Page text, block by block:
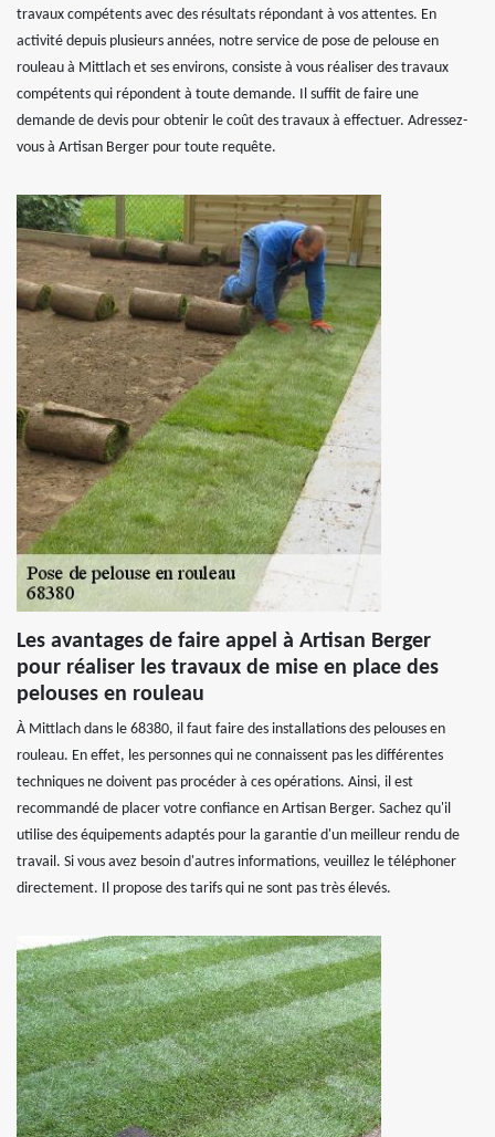
travaux compétents avec des résultats répondant à vos attentes. En
activité depuis plusieurs années, notre service de pose de pelouse en
rouleau à Mittlach et ses environs, consiste à vous réaliser des travaux
compétents qui répondent à toute demande. Il suffit de faire une
demande de devis pour obtenir le coût des travaux à effectuer. Adressez-
vous à Artisan Berger pour toute requête.
Les avantages de faire appel à Artisan Berger
pour réaliser les travaux de mise en place des
pelouses en rouleau
À Mittlach dans le 68380, il faut faire des installations des pelouses en
rouleau. En effet, les personnes qui ne connaissent pas les différentes
techniques ne doivent pas procéder à ces opérations. Ainsi, il est
recommandé de placer votre confiance en Artisan Berger. Sachez qu'il
utilise des équipements adaptés pour la garantie d'un meilleur rendu de
travail. Si vous avez besoin d'autres informations, veuillez le téléphoner
directement. Il propose des tarifs qui ne sont pas très élevés.